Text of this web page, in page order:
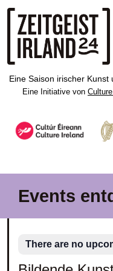
Skip to main content
Eine Saison irischer
Eine Initiative von
Events
There are no